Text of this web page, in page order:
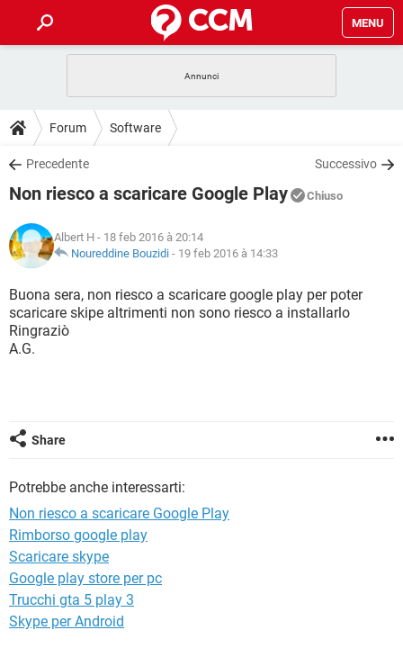
MENU
INTRATTENIMENTO
iOS
INSTAGRAM WHATSAPP
TIKTOK
HARDWARE
GUIDE
COVID-19
INSTAGRAM
TIKTOK
HARDWARE
DOWNLOAD
COVID-19 GAMING
INTRATTENIMENTO
iOS WINDOWS 10
WHATSAPP
TIKTOK FACEBOOK
HARDWARE
COVID-19
INTRATTENIMENTO
iOS WINDOWS 10
INSTAGRAM
GLOSSARIO
INTRATTENIMENTO ANDROID
iOS
HARDWARE
Forum Software
Precedente Successivo
Non riesco a scaricare Google Play Chiuso
Albert H - 18 feb 2016 à 20:14
Noureddine Bouzidi - 19 feb 2016 à 14:33
Buona sera, non riesco a scaricare google play per poter
scaricare skipe altrimenti non sono riesco a installarlo
Ringraziò
A.G.
Share
Potrebbe anche interessarti:
Non riesco a scaricare Google Play
Rimborso google play
Scaricare skype
Google play store per pc
Trucchi gta 5 play 3
Skype per Android